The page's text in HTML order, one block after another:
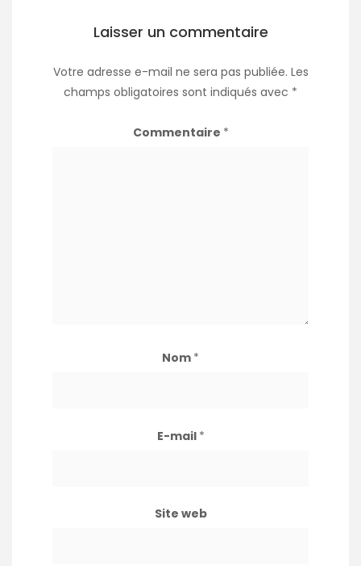
Laisser un commentaire
Votre adresse e-mail ne sera pas publiée. Les
champs obligatoires sont indiqués avec *
Commentaire *
Nom *
E-mail *
Site web